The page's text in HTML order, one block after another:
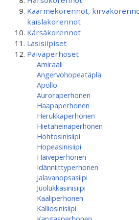
Käärmekorennot,
kaislakorennot
Kärsäkorennot
Lasisiipiset
Päiväperhoset
Amiraali
Angervohopeatäplä
Apollo
Auroraperhonen
Haapaperhonen
Herukkaperhonen
Hietaheinäperhonen
Hohtosinisiipi
Hopeasinisiipi
Häiveperhonen
Idänniittyperhonen
Jalavanopsasiipi
Juolukkasinisiipi
Kaaliperhonen
Kalliosinisiipi